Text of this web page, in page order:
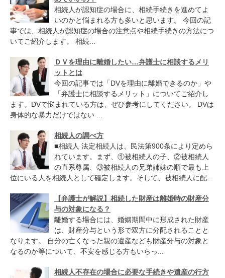
相続人が認知症の場合に、相続手続きを進めてよ
いのかと悩まれる方も多いと思います。 今回の記
事では、相続人が認知症の場合の注意点や相続手続きの方法につ
いてご紹介します。 相続...
ＤＶを理由に離婚したい…弁護士に相談するメリ
ットとは
今回の記事では「DVを理由に離婚できるのか」や
「弁護士に相談するメリット」についてご紹介し
ます。DVで悩まれている方は、ぜひ参考にしてください。 DVは
身体的な暴力だけではない ...
相続人の調べ方
■相続人 法定相続人は、民法第900条により定めら
れています。まず、①被相続人の子、②被相続人
の直系尊属、③被相続人の兄弟姉妹の順で最も上
位にいる人を相続人として確定します。そして、被相続人に配...
【弁護士が解説】相続した財産は離婚時の財産分
与の対象になる？
離婚する場合には、婚姻期間中に形成された財産
は、財産分与という形で双方に分配されることと
なります。 自分の亡くなった親の遺産なども財産分与の対象と
なるのか等について、不安を感じる方もいらっ...
相続人不存在の場合に必要な手続きや遺産の行方